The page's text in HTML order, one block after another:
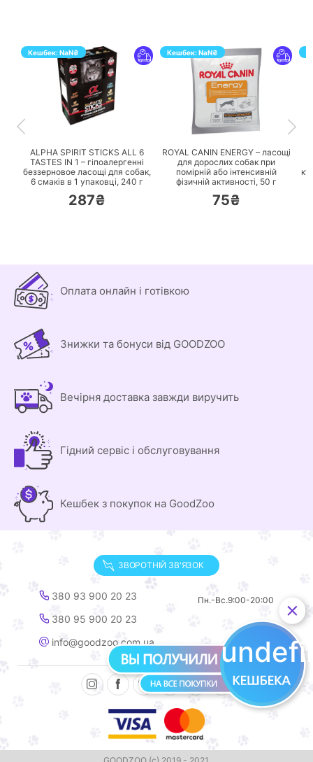
Кешбек:NaN₴
ПЕРЕЙТИ
ALPHA SPIRIT STICKS ALL 6
TASTES IN 1 – гіпоалергенні
беззерновое ласощі для собак,
6 смаків в 1 упаковці, 240 г
287₴
Кешбек:NaN₴
ПЕРЕЙТИ
ROYAL CANIN ENERGY – ласощі
для дорослих собак при
помірній або інтенсивній
фізичній активності, 50 г
75₴
Оплата онлайн і готівкою
Знижки та бонуси від GOODZOO
Вечірня доставка завжди виручить
Гідний сервіс і обслуговування
Кешбек з покупок на GoodZoo
ЗВОРОТНІЙ ЗВ'ЯЗОК
380 93 900 20 23
380 95 900 20 23
info@goodzoo.com.ua
Пн.-Вс.9:00-20:00
GOODZOO (с) 2019 - 2021.